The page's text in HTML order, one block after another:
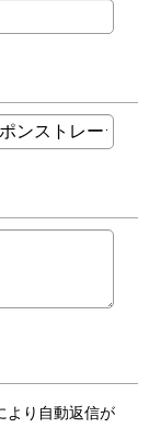
より自動返信が